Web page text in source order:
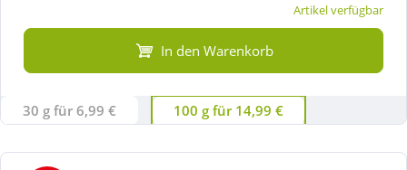
Artikel verfügbar
In den Warenkorb
30 g für 6,99 € 100 g für 14,99 €